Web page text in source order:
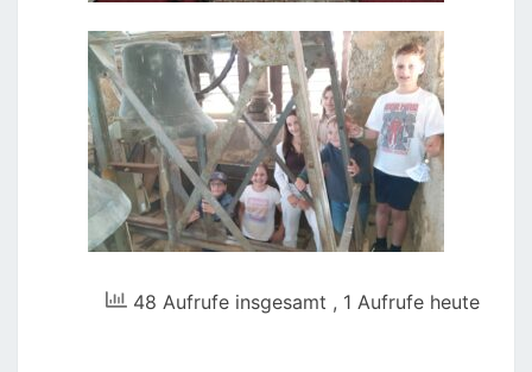
48 Aufrufe insgesamt , 1 Aufrufe heute